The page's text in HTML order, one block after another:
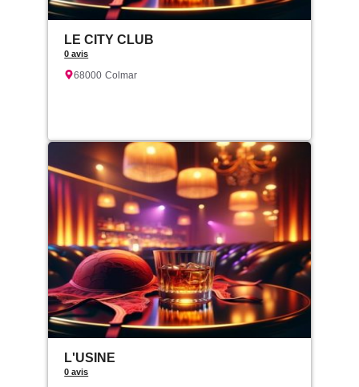
LE CITY CLUB
0 avis
68000 Colmar
L'USINE
0 avis